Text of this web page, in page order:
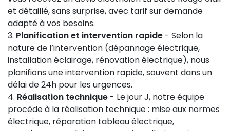
et détaillé, sans surprise, avec tarif sur demande
adapté à vos besoins.
Planification et intervention rapide - Selon la
nature de l’intervention (dépannage électrique,
installation éclairage, rénovation électrique), nous
planifions une intervention rapide, souvent dans un
délai de 24h pour les urgences.
Réalisation technique - Le jour J, notre équipe
procède à la réalisation technique : mise aux normes
électrique, réparation tableau électrique,